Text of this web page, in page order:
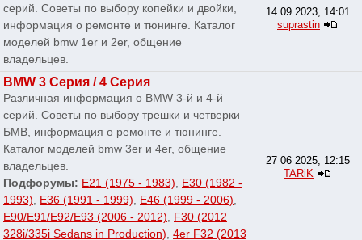
серий. Советы по выбору копейки и двойки,
информация о ремонте и тюнинге. Каталог
моделей bmw 1er и 2er, общение
владельцев.
14 09 2023, 14:01
suprastin
BMW 3 Серия / 4 Серия
Различная информация о BMW 3-й и 4-й
серий. Советы по выбору трешки и четверки
БМВ, информация о ремонте и тюнинге.
Каталог моделей bmw 3er и 4er, общение
владельцев.
Подфорумы: E21 (1975 - 1983), E30 (1982 -
1993), E36 (1991 - 1999), E46 (1999 - 2006),
E90/E91/E92/E93 (2006 - 2012), F30 (2012
328i/335i Sedans in Production), 4er F32 (2013
27 06 2025, 12:15
TARiK